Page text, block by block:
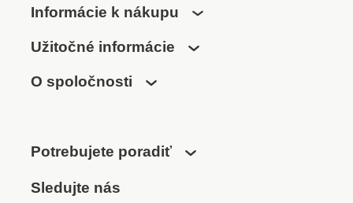
Informácie k nákupu
Užitočné informácie
O spoločnosti
Potrebujete poradiť
Sledujte nás